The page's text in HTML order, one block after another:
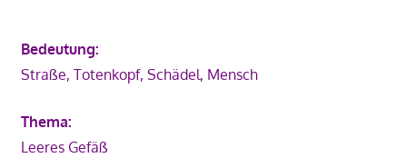
Bedeutung:
Straße, Totenkopf, Schädel, Mensch
Thema:
Leeres Gefäß